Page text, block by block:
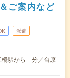
ご案内など
派遣
駅から---分／台原